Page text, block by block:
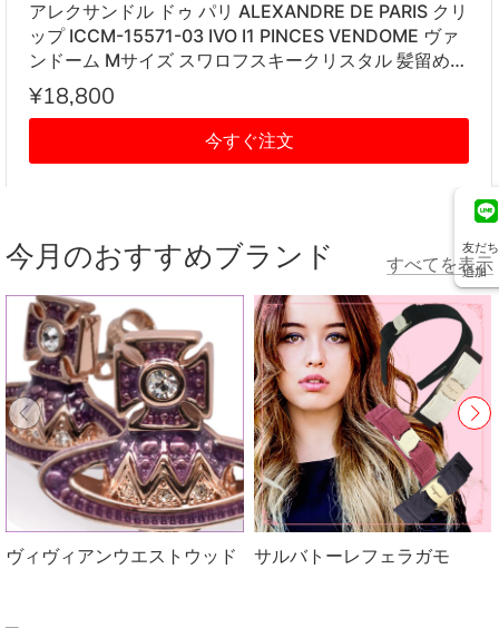
友だち
追加
アレクサンドル ドゥ パリ ALEXANDRE DE PARIS クリ
ップ ICCM-15571-03 IVO I1 PINCES VENDOME ヴァ
ンドーム Mサイズ スワロフスキークリスタル 髪留め
レディース アイボリー系
¥18,800
今すぐ注文
今月のおすすめブランド すべてを表示
ヴィヴィアンウエストウッド サルバトーレフェラガモ